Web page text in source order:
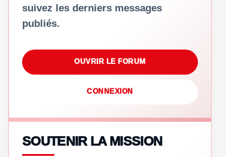
suivez les derniers messages
publiés.
OUVRIR LE FORUM
CONNEXION
SOUTENIR LA MISSION